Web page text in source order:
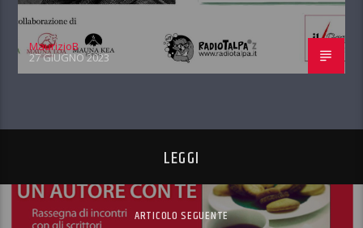
MaurizioB
27 GIUGNO 2023
LEGGI
ARTICOLO SEGUENTE